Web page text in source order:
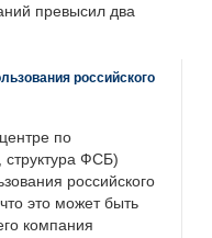
превысил два
российского
по
ФСБ)
российского
это может быть
компания